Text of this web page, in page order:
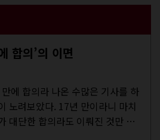
합의’의 이면
에 합의라 나온 수많은 기사를 하
노려보았다. 17년 만이라니 마치
대단한 합의라도 이뤄진 것만 같